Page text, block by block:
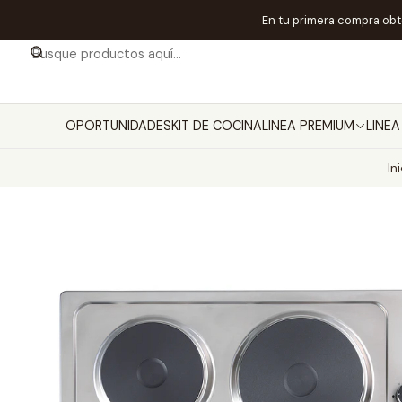
OPORTUNIDADESKIT DE COCINALINEA PREMIUM
En tu primera compra